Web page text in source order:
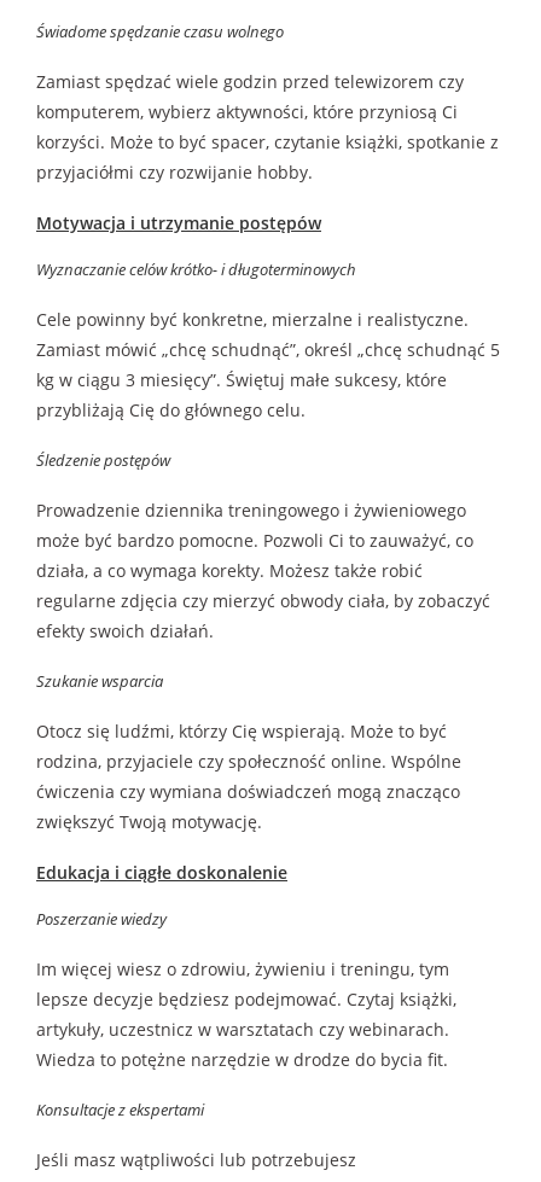
Świadome spędzanie czasu wolnego
Zamiast spędzać wiele godzin przed telewizorem czy
komputerem, wybierz aktywności, które przyniosą Ci
korzyści. Może to być spacer, czytanie książki, spotkanie z
przyjaciółmi czy rozwijanie hobby.
Motywacja i utrzymanie postępów
Wyznaczanie celów krótko- i długoterminowych
Cele powinny być konkretne, mierzalne i realistyczne.
Zamiast mówić „chcę schudnąć”, określ „chcę schudnąć 5
kg w ciągu 3 miesięcy”. Świętuj małe sukcesy, które
przybliżają Cię do głównego celu.
Śledzenie postępów
Prowadzenie dziennika treningowego i żywieniowego
może być bardzo pomocne. Pozwoli Ci to zauważyć, co
działa, a co wymaga korekty. Możesz także robić
regularne zdjęcia czy mierzyć obwody ciała, by zobaczyć
efekty swoich działań.
Szukanie wsparcia
Otocz się ludźmi, którzy Cię wspierają. Może to być
rodzina, przyjaciele czy społeczność online. Wspólne
ćwiczenia czy wymiana doświadczeń mogą znacząco
zwiększyć Twoją motywację.
Edukacja i ciągłe doskonalenie
Poszerzanie wiedzy
Im więcej wiesz o zdrowiu, żywieniu i treningu, tym
lepsze decyzje będziesz podejmować. Czytaj książki,
artykuły, uczestnicz w warsztatach czy webinarach.
Wiedza to potężne narzędzie w drodze do bycia fit.
Konsultacje z ekspertami
Jeśli masz wątpliwości lub potrzebujesz